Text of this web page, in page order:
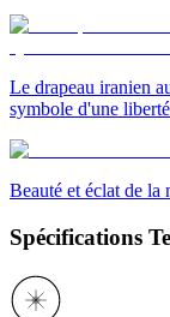
Le drapeau iranien
symbole d'une
Beauté et éclat de la
Spécifications